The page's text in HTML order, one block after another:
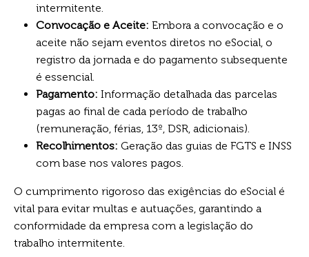
intermitente.
Convocação e Aceite: Embora a convocação e o
aceite não sejam eventos diretos no eSocial, o
registro da jornada e do pagamento subsequente
é essencial.
Pagamento: Informação detalhada das parcelas
pagas ao final de cada período de trabalho
(remuneração, férias, 13º, DSR, adicionais).
Recolhimentos: Geração das guias de FGTS e INSS
com base nos valores pagos.
O cumprimento rigoroso das exigências do eSocial é
vital para evitar multas e autuações, garantindo a
conformidade da empresa com a legislação do
trabalho intermitente.